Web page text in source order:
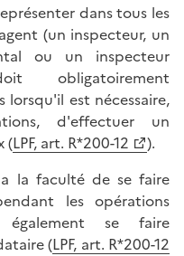
dans tous les
(un inspecteur, un
ou un inspecteur
obligatoirement
lorsqu'il est nécessaire,
d'effectuer un
(LPF, art. R*200-12
).
la faculté de se faire
les opérations
se faire
(LPF, art. R*200-12